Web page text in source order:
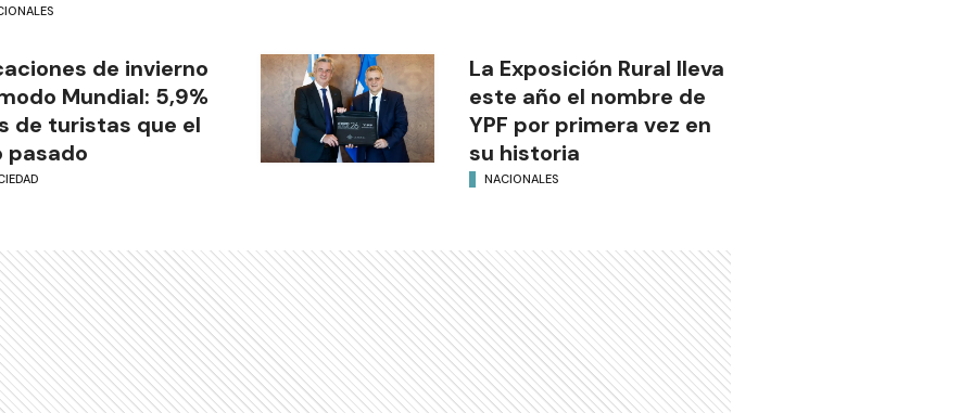
de invierno
Mundial: 5,9%
de turistas que el
pasado
La Exposición Rural lleva
este año el nombre de
YPF por primera vez en
su historia
NACIONALES